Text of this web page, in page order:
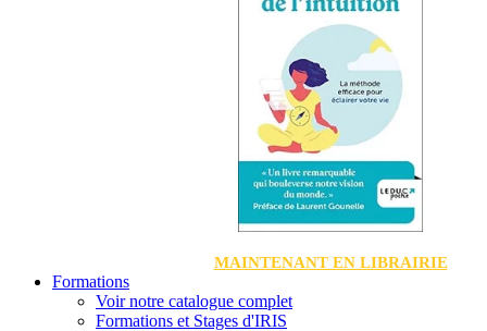
MAINTENANT EN LIBRAIRIE
Formations
Voir notre catalogue complet
Formations et Stages d'IRIS